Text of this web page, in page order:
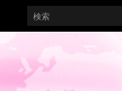
Search for: